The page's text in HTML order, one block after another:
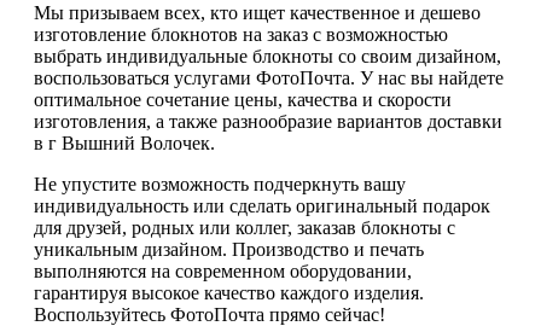
Мы призываем всех, кто ищет качественное и дешево
изготовление блокнотов на заказ с возможностью
выбрать индивидуальные блокноты со своим дизайном,
воспользоваться услугами ФотоПочта. У нас вы найдете
оптимальное сочетание цены, качества и скорости
изготовления, а также разнообразие вариантов доставки
в г Вышний Волочек.
Не упустите возможность подчеркнуть вашу
индивидуальность или сделать оригинальный подарок
для друзей, родных или коллег, заказав блокноты с
уникальным дизайном. Производство и печать
выполняются на современном оборудовании,
гарантируя высокое качество каждого изделия.
Воспользуйтесь ФотоПочта прямо сейчас!